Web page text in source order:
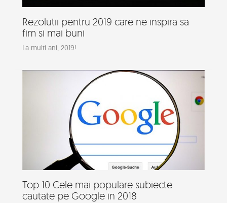
Rezolutii pentru 2019 care ne inspira sa
fim si mai buni
La multi ani, 2019!
Top 10 Cele mai populare subiecte
cautate pe Google in 2018